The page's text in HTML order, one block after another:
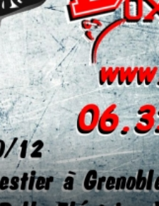
(6-2) - 13 novembre 2016
pour Picasso - 13 novembre 2016
- 13 novembre 2016
Sud - 13 novembre 2016
FC Echirolles - 26 juillet 2017
ANGERS –